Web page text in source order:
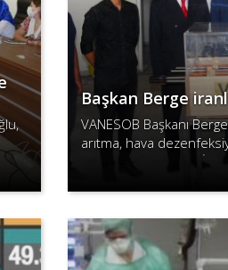
Başkan Berge
VANESOB Başkanı
arıtma, hava
projelere imza atan